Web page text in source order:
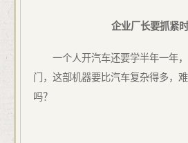
企业厂长要抓紧
一个人开汽车还要学半年一年
门，这部机器要比汽车复杂得多，
吗？